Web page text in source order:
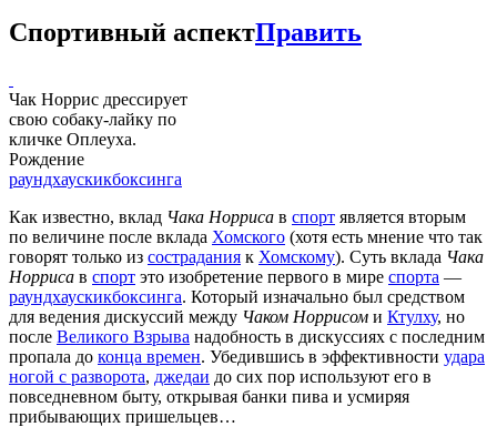
Спортивный аспектПравить
Чак Норрис дрессирует
свою собаку-лайку по
кличке Оплеуха.
Рождение
раундхаускикбоксинга
Как известно, вклад Чака Норриса в спорт является вторым
по величине после вклада Хомского (хотя есть мнение что так
говорят только из сострадания к Хомскому). Суть вклада Чака
Норриса в спорт это изобретение первого в мире спорта —
раундхаускикбоксинга. Который изначально был средством
для ведения дискуссий между Чаком Норрисом и Ктулху, но
после Великого Взрыва надобность в дискуссиях с последним
пропала до конца времен. Убедившись в эффективности удара
ногой с разворота, джедаи до сих пор используют его в
повседневном быту, открывая банки пива и усмиряя
прибывающих пришельцев…